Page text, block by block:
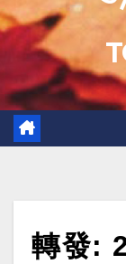
轉發: